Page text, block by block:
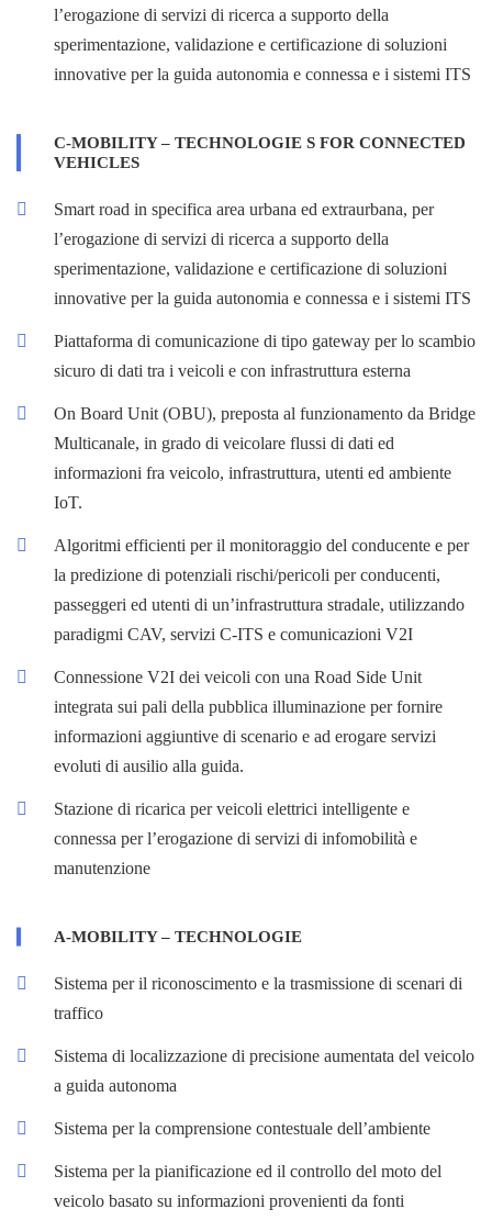
l’erogazione di servizi di ricerca a supporto della
sperimentazione, validazione e certificazione di soluzioni
innovative per la guida autonomia e connessa e i sistemi ITS
C-MOBILITY – TECHNOLOGIE S FOR CONNECTED
VEHICLES
Smart road in specifica area urbana ed extraurbana, per
l’erogazione di servizi di ricerca a supporto della
sperimentazione, validazione e certificazione di soluzioni
innovative per la guida autonomia e connessa e i sistemi ITS
Piattaforma di comunicazione di tipo gateway per lo scambio
sicuro di dati tra i veicoli e con infrastruttura esterna
On Board Unit (OBU), preposta al funzionamento da Bridge
Multicanale, in grado di veicolare flussi di dati ed
informazioni fra veicolo, infrastruttura, utenti ed ambiente
IoT.
Algoritmi efficienti per il monitoraggio del conducente e per
la predizione di potenziali rischi/pericoli per conducenti,
passeggeri ed utenti di un’infrastruttura stradale, utilizzando
paradigmi CAV, servizi C-ITS e comunicazioni V2I
Connessione V2I dei veicoli con una Road Side Unit
integrata sui pali della pubblica illuminazione per fornire
informazioni aggiuntive di scenario e ad erogare servizi
evoluti di ausilio alla guida.
Stazione di ricarica per veicoli elettrici intelligente e
connessa per l’erogazione di servizi di infomobilità e
manutenzione
A-MOBILITY – TECHNOLOGIE
Sistema per il riconoscimento e la trasmissione di scenari di
traffico
Sistema di localizzazione di precisione aumentata del veicolo
a guida autonoma
Sistema per la comprensione contestuale dell’ambiente
Sistema per la pianificazione ed il controllo del moto del
veicolo basato su informazioni provenienti da fonti